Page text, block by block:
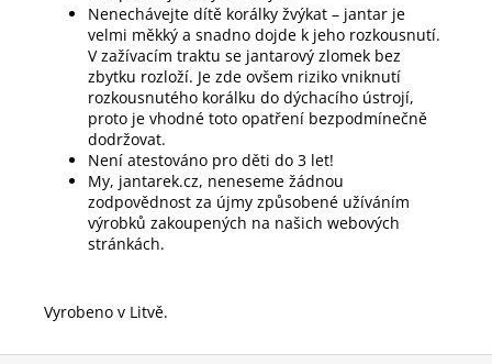
Nenechávejte dítě korálky žvýkat – jantar je
velmi měkký a snadno dojde k jeho rozkousnutí.
V zažívacím traktu se jantarový zlomek bez
zbytku rozloží. Je zde ovšem riziko vniknutí
rozkousnutého korálku do dýchacího ústrojí,
proto je vhodné toto opatření bezpodmínečně
dodržovat.
Není atestováno pro děti do 3 let!
My, jantarek.cz, neneseme žádnou
zodpovědnost za újmy způsobené užíváním
výrobků zakoupených na našich webových
stránkách.
Vyrobeno v Litvě.